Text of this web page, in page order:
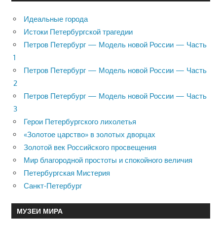
Идеальные города
Истоки Петербургской трагедии
Петров Петербург — Модель новой России — Часть
1
Петров Петербург — Модель новой России — Часть
2
Петров Петербург — Модель новой России — Часть
3
Герои Петербургского лихолетья
«Золотое царство» в золотых дворцах
Золотой век Российского просвещения
Мир благородной простоты и спокойного величия
Петербургская Мистерия
Санкт-Петербург
МУЗЕИ МИРА